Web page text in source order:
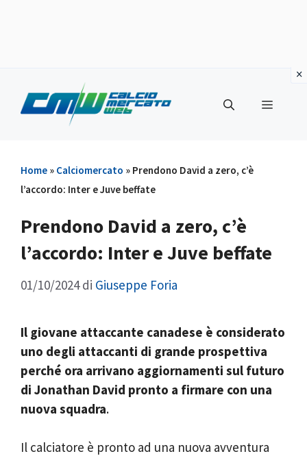
contenuto
Menu
Home » Calciomercato » Prendono David a zero, c’è
l’accordo: Inter e Juve beffate
Prendono David a zero, c’è
l’accordo: Inter e Juve beffate
01/10/2024 di Giuseppe Foria
Il giovane attaccante canadese è considerato
uno degli attaccanti di grande prospettiva
perché ora arrivano aggiornamenti sul futuro
di Jonathan David pronto a firmare con una
nuova squadra.
Il calciatore è pronto ad una nuova avventura